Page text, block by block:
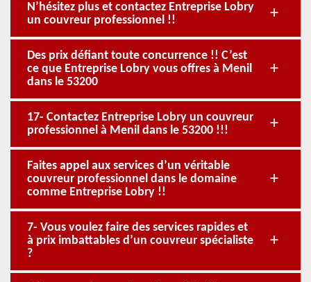
N’hésitez plus et contactez Entreprise Lobry
un couvreur professionnel !!
Des prix défiant toute concurrence !! C’est
ce que Entreprise Lobry vous offres à Menil
dans le 53200
17- Contactez Entreprise Lobry un couvreur
professionnel à Menil dans le 53200 !!!
Faites appel aux services d’un véritable
couvreur professionnel dans le domaine
comme Entreprise Lobry !!
7- Vous voulez faire des services rapides et
à prix imbattables d’un couvreur spécialiste
?